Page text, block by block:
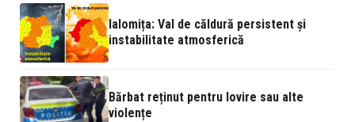
Ialomița: Val de căldură persistent și
instabilitate atmosferică
Bărbat reținut pentru lovire sau alte
violențe